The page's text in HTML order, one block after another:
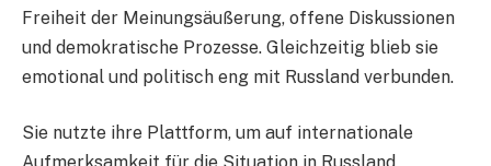
Freiheit der Meinungsäußerung, offene Diskussionen
und demokratische Prozesse. Gleichzeitig blieb sie
emotional und politisch eng mit Russland verbunden.
Sie nutzte ihre Plattform, um auf internationale